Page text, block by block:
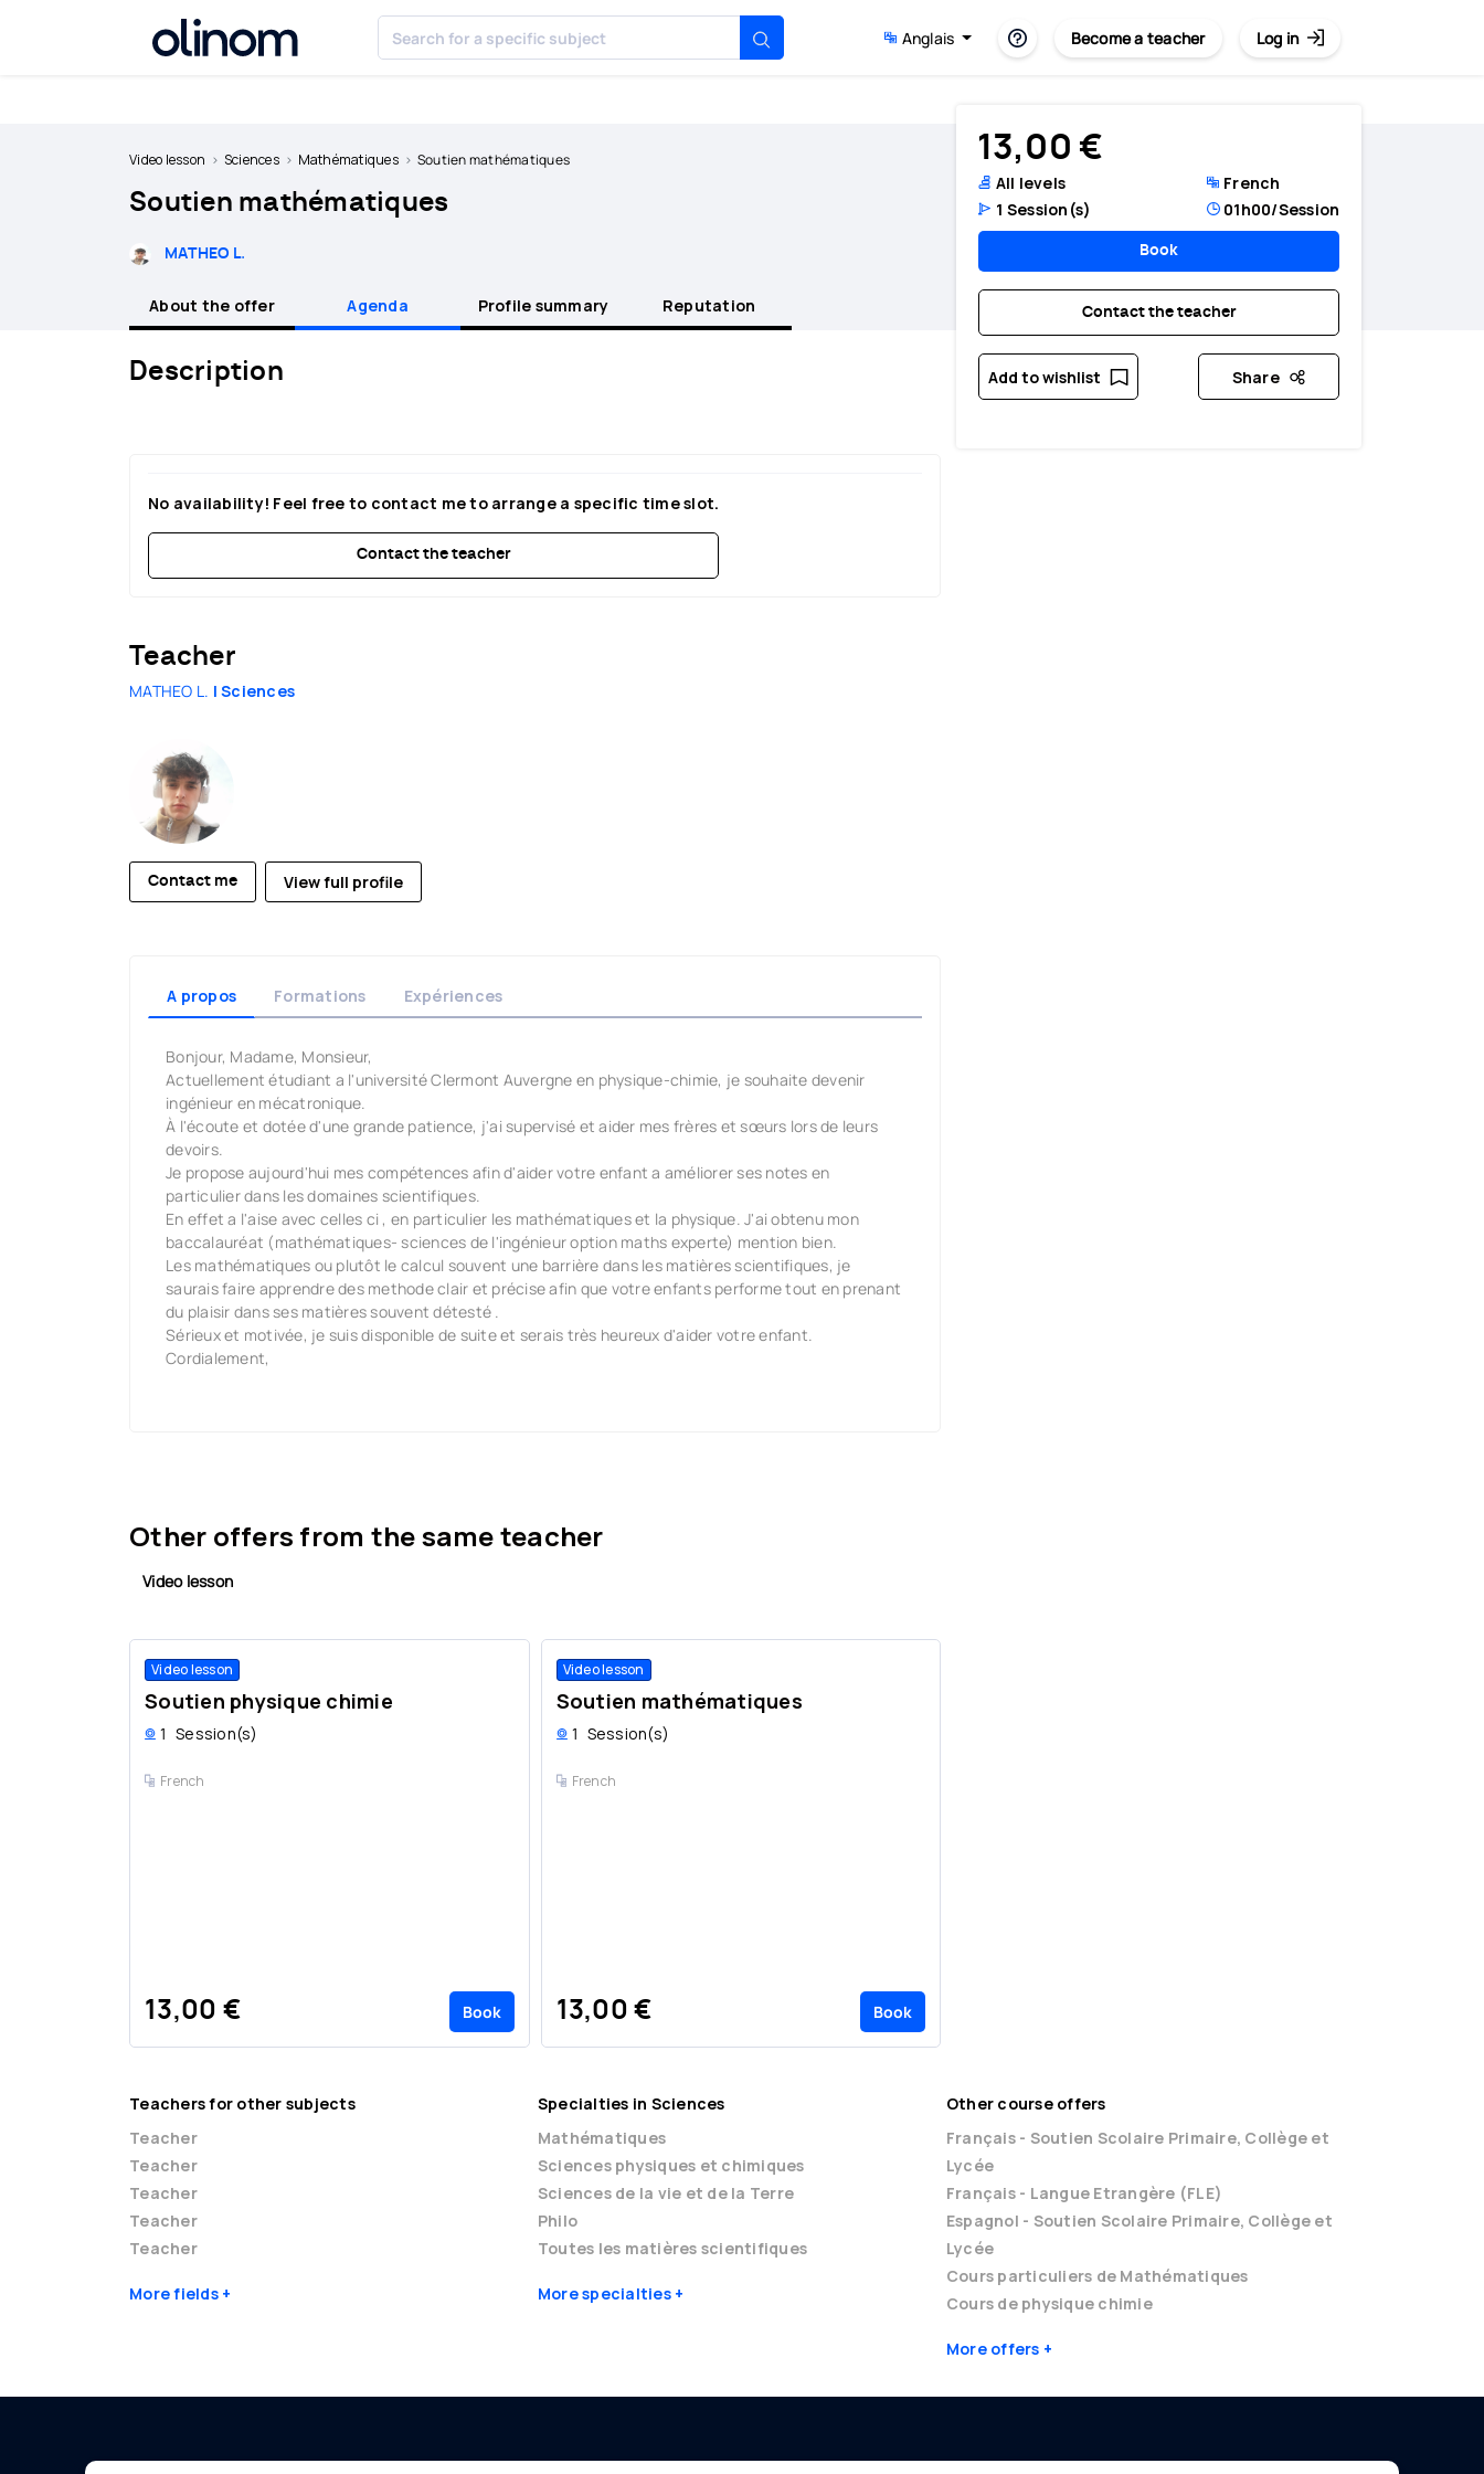
Anglais Become a teacher Log in
Video lesson Sciences Mathématiques Soutien mathématiques
Soutien mathématiques
MATHEO L.
13,00 €
All levels
1 Session(s)
French
01h00/Session
Book
Contact the teacher
Add to wishlist Share
About the offer Agenda Profile summary Reputation
Description
No availability! Feel free to contact me to arrange a specific time slot.
Contact the teacher
Teacher
MATHEO L. | Sciences
Contact me View full profile
A propos Formations Expériences
Bonjour, Madame, Monsieur,
Actuellement étudiant a l'université Clermont Auvergne en physique-chimie, je souhaite devenir
ingénieur en mécatronique.
À l'écoute et dotée d'une grande patience, j'ai supervisé et aider mes frères et sœurs lors de leurs
devoirs.
Je propose aujourd'hui mes compétences afin d'aider votre enfant a améliorer ses notes en
particulier dans les domaines scientifiques.
En effet a l'aise avec celles ci , en particulier les mathématiques et la physique. J'ai obtenu mon
baccalauréat (mathématiques- sciences de l'ingénieur option maths experte) mention bien.
Les mathématiques ou plutôt le calcul souvent une barrière dans les matières scientifiques, je
saurais faire apprendre des methode clair et précise afin que votre enfants performe tout en prenant
du plaisir dans ses matières souvent détesté .
Sérieux et motivée, je suis disponible de suite et serais très heureux d'aider votre enfant.
Cordialement,
Other offers from the same teacher
Video lesson
Video lesson
Soutien physique chimie
1 Session(s)
French
13,00 € Book
Video lesson
Soutien mathématiques
1 Session(s)
French
13,00 € Book
Teachers for other subjects
Teacher
Teacher
Teacher
Teacher
Teacher
More fields
Specialties in Sciences
Mathématiques
Sciences physiques et chimiques
Sciences de la vie et de la Terre
Philo
Toutes les matières scientifiques
More specialties
Other course offers
Français - Soutien Scolaire Primaire, Collège et
Lycée
Français - Langue Etrangère (FLE)
Espagnol - Soutien Scolaire Primaire, Collège et
Lycée
Cours particuliers de Mathématiques
Cours de physique chimie
More offers
Cookies management panel